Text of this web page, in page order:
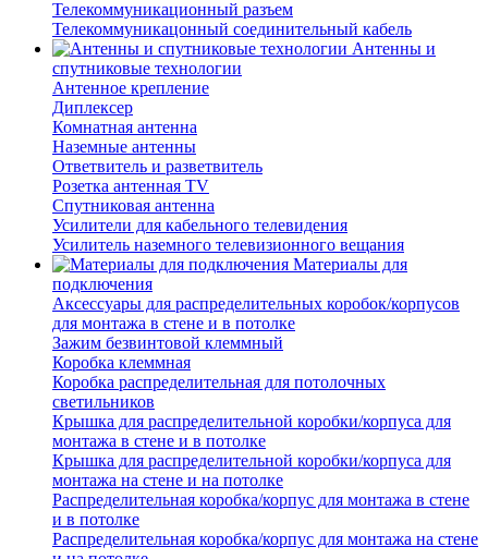
Телекоммуникационный разъем
Телекоммуникацонный соединительный кабель
Антенны и
спутниковые технологии
Антенное крепление
Диплексер
Комнатная антенна
Наземные антенны
Ответвитель и разветвитель
Розетка антенная TV
Спутниковая антенна
Усилители для кабельного телевидения
Усилитель наземного телевизионного вещания
Материалы для
подключения
Аксессуары для распределительных коробок/корпусов
для монтажа в стене и в потолке
Зажим безвинтовой клеммный
Коробка клеммная
Коробка распределительная для потолочных
светильников
Крышка для распределительной коробки/корпуса для
монтажа в стене и в потолке
Крышка для распределительной коробки/корпуса для
монтажа на стене и на потолке
Распределительная коробка/корпус для монтажа в стене
и в потолке
Распределительная коробка/корпус для монтажа на стене